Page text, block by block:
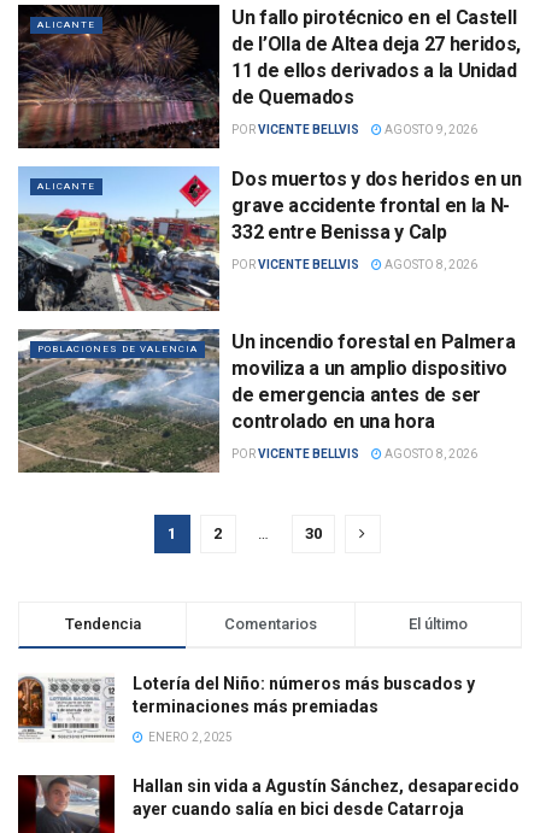
ALICANTE
Un fallo pirotécnico en el Castell
de l’Olla de Altea deja 27 heridos,
11 de ellos derivados a la Unidad
de Quemados
PORVICENTE BELLVIS AGOSTO 9, 2026
ALICANTE
Dos muertos y dos heridos en un
grave accidente frontal en la N-
332 entre Benissa y Calp
PORVICENTE BELLVIS AGOSTO 8, 2026
POBLACIONES DE VALENCIA
Un incendio forestal en Palmera
moviliza a un amplio dispositivo
de emergencia antes de ser
controlado en una hora
PORVICENTE BELLVIS AGOSTO 8, 2026
1 2 … 30
Tendencia Comentarios El último
Lotería del Niño: números más buscados y
terminaciones más premiadas
ENERO 2, 2025
Hallan sin vida a Agustín Sánchez, desaparecido
ayer cuando salía en bici desde Catarroja